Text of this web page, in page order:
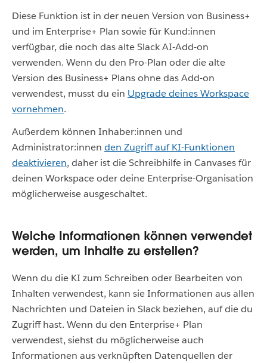
Diese Funktion ist in der neuen Version von Business+
und im Enterprise+ Plan sowie für Kund:innen
verfügbar, die noch das alte Slack AI-Add-on
verwenden. Wenn du den Pro-Plan oder die alte
Version des Business+ Plans ohne das Add-on
verwendest, musst du ein Upgrade deines Workspace
vornehmen.
Außerdem können Inhaber:innen und
Administrator:innen den Zugriff auf KI-Funktionen
deaktivieren, daher ist die Schreibhilfe in Canvases für
deinen Workspace oder deine Enterprise-Organisation
möglicherweise ausgeschaltet.
Welche Informationen können verwendet
werden, um Inhalte zu erstellen?
Wenn du die KI zum Schreiben oder Bearbeiten von
Inhalten verwendest, kann sie Informationen aus allen
Nachrichten und Dateien in Slack beziehen, auf die du
Zugriff hast. Wenn du den Enterprise+ Plan
verwendest, siehst du möglicherweise auch
Informationen aus verknüpften Datenquellen der